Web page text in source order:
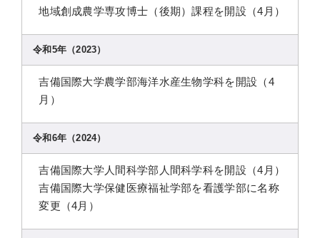
地域創成農学専攻博士（後期）課程を開設（4月）
令和5年（2023）
吉備国際大学農学部海洋水産生物学科を開設（4
月）
令和6年（2024）
吉備国際大学人間科学部人間科学科を開設（4月）
吉備国際大学保健医療福祉学部を看護学部に名称
変更（4月）